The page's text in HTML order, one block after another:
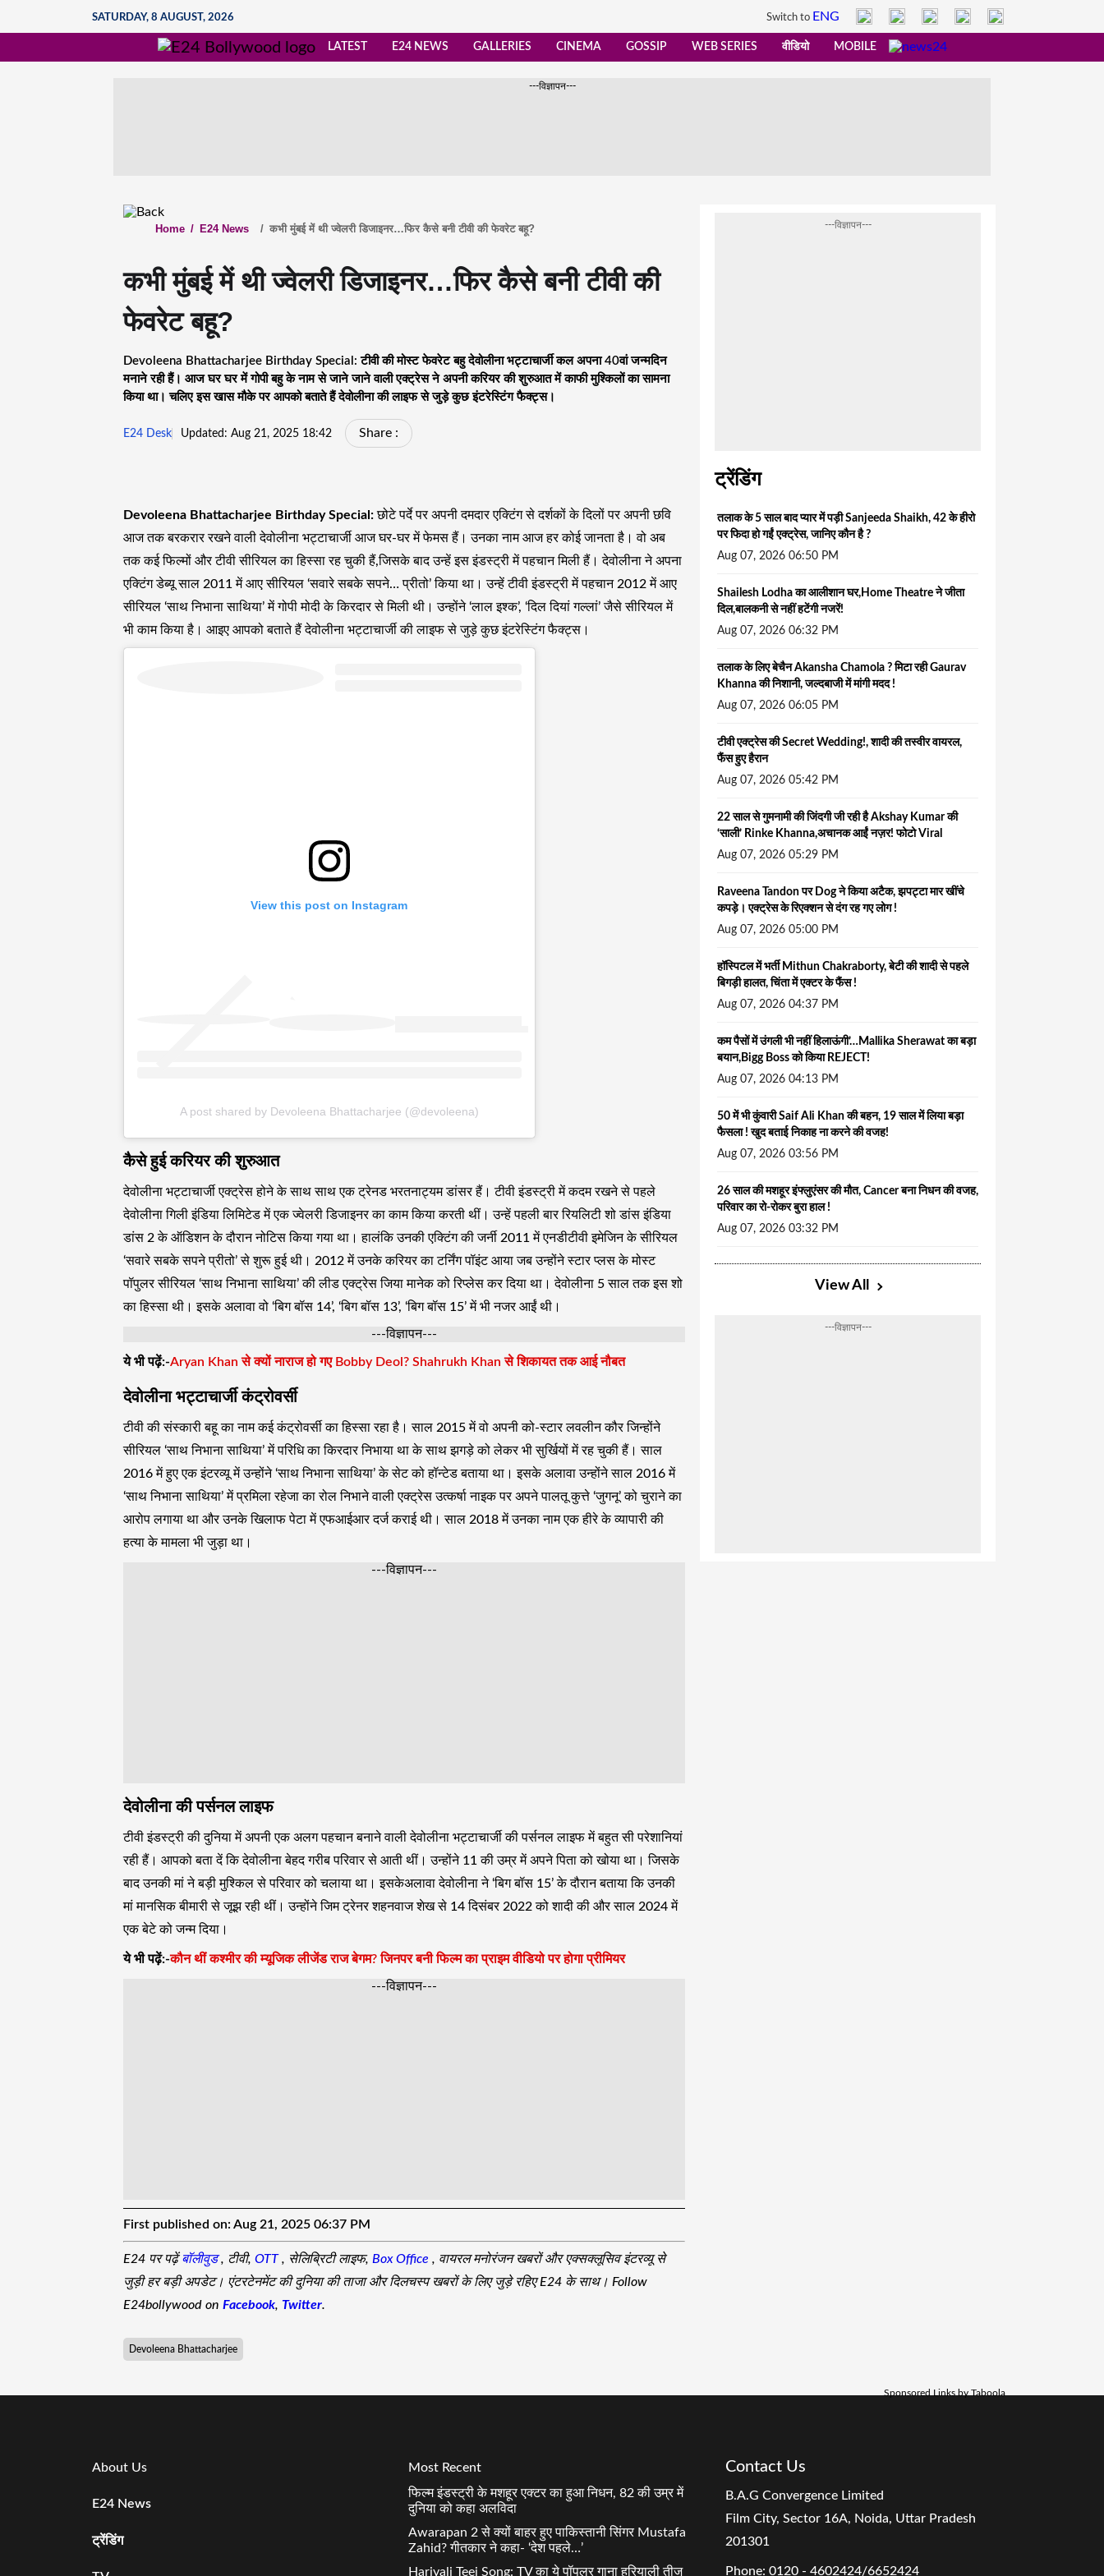
SATURDAY, 8 AUGUST, 2026 Switch to ENG
LATEST E24 NEWS GALLERIES CINEMA GOSSIP WEB SERIES वीडियो MOBILE
---विज्ञापन---
Home / E24 News / कभी मुंबई में थी ज्वेलरी डिजाइनर…फिर कैसे बनी टीवी की फेवरेट बहू?
कभी मुंबई में थी ज्वेलरी डिजाइनर…फिर कैसे बनी टीवी की
फेवरेट बहू?
Devoleena Bhattacharjee Birthday Special: टीवी की मोस्ट फेवरेट बहु देवोलीना भट्टाचार्जी कल अपना 40वां जन्मदिन
मनाने रही हैं। आज घर घर में गोपी बहु के नाम से जाने जाने वाली एक्ट्रेस ने अपनी करियर की शुरुआत में काफी मुश्किलों का सामना
किया था। चलिए इस खास मौके पर आपको बताते हैं देवोलीना की लाइफ से जुड़े कुछ इंटरेस्टिंग फैक्ट्स।
E24 Desk Updated: Aug 21, 2025 18:42 Share :
Devoleena Bhattacharjee Birthday Special:छोटे पर्दे पर अपनी दमदार एक्टिंग से दर्शकों के दिलों पर अपनी छवि
आज तक बरकरार रखने वाली देवोलीना भट्टाचार्जी आज घर-घर में फेमस हैं। उनका नाम आज हर कोई जानता है। वो अब
तक कई फिल्मों और टीवी सीरियल का हिस्सा रह चुकी हैं,जिसके बाद उन्हें इस इंडस्ट्री में पहचान मिली हैं। देवोलीना ने अपना
एक्टिंग डेब्यू साल 2011 में आए सीरियल ‘सवारे सबके सपने… प्रीतो’ किया था। उन्हें टीवी इंडस्ट्री में पहचान 2012 में आए
सीरियल ‘साथ निभाना साथिया’ में गोपी मोदी के किरदार से मिली थी। उन्होंने ‘लाल इश्क’, ‘दिल दियां गल्लां’ जैसे सीरियल में
भी काम किया है। आइए आपको बताते हैं देवोलीना भट्टाचार्जी की लाइफ से जुड़े कुछ इंटरेस्टिंग फैक्ट्स।
View this post on Instagram
A post shared by Devoleena Bhattacharjee (@devoleena)
कैसे हुई करियर की शुरुआत
देवोलीना भट्टाचार्जी एक्ट्रेस होने के साथ साथ एक ट्रेनड भरतनाट्यम डांसर हैं। टीवी इंडस्ट्री में कदम रखने से पहले
देवोलीना गिली इंडिया लिमिटेड में एक ज्वेलरी डिजाइनर का काम किया करती थीं। उन्हें पहली बार रियलिटी शो डांस इंडिया
डांस 2 के ऑडिशन के दौरान नोटिस किया गया था। हालंकि उनकी एक्टिंग की जर्नी 2011 में एनडीटीवी इमेजिन के सीरियल
‘सवारे सबके सपने प्रीतो’ से शुरू हुई थी। 2012 में उनके करियर का टर्निंग पॉइंट आया जब उन्होंने स्टार प्लस के मोस्ट
पॉपुलर सीरियल ‘साथ निभाना साथिया’ की लीड एक्ट्रेस जिया मानेक को रिप्लेस कर दिया था। देवोलीना 5 साल तक इस शो
का हिस्सा थी। इसके अलावा वो ‘बिग बॉस 14’, ‘बिग बॉस 13’, ‘बिग बॉस 15’ में भी नजर आईं थी।
---विज्ञापन---
ये भी पढ़ें:-Aryan Khan से क्यों नाराज हो गए Bobby Deol? Shahrukh Khan से शिकायत तक आई नौबत
देवोलीना भट्टाचार्जी कंट्रोवर्सी
टीवी की संस्कारी बहू का नाम कई कंट्रोवर्सी का हिस्सा रहा है। साल 2015 में वो अपनी को-स्टार लवलीन कौर जिन्होंने
सीरियल ‘साथ निभाना साथिया’ में परिधि का किरदार निभाया था के साथ झगड़े को लेकर भी सुर्खियों में रह चुकी हैं। साल
2016 में हुए एक इंटरव्यू में उन्होंने ‘साथ निभाना साथिया’ के सेट को हॉन्टेड बताया था। इसके अलावा उन्होंने साल 2016 में
‘साथ निभाना साथिया’ में प्रमिला रहेजा का रोल निभाने वाली एक्ट्रेस उत्कर्षा नाइक पर अपने पालतू कुत्ते ‘जुगनू’ को चुराने का
आरोप लगाया था और उनके खिलाफ पेटा में एफआईआर दर्ज कराई थी। साल 2018 में उनका नाम एक हीरे के व्यापारी की
हत्या के मामला भी जुड़ा था।
---विज्ञापन---
देवोलीना की पर्सनल लाइफ
टीवी इंडस्ट्री की दुनिया में अपनी एक अलग पहचान बनाने वाली देवोलीना भट्टाचार्जी की पर्सनल लाइफ में बहुत सी परेशानियां
रही हैं। आपको बता दें कि देवोलीना बेहद गरीब परिवार से आती थीं। उन्होंने 11 की उम्र में अपने पिता को खोया था। जिसके
बाद उनकी मां ने बड़ी मुश्किल से परिवार को चलाया था। इसकेअलावा देवोलीना ने ‘बिग बॉस 15’ के दौरान बताया कि उनकी
मां मानसिक बीमारी से जूझ रही थीं। उन्होंने जिम ट्रेनर शहनवाज शेख से 14 दिसंबर 2022 को शादी की और साल 2024 में
एक बेटे को जन्म दिया।
ये भी पढ़ें:-कौन थीं कश्मीर की म्यूजिक लीजेंड राज बेगम? जिनपर बनी फिल्म का प्राइम वीडियो पर होगा प्रीमियर
---विज्ञापन---
First published on: Aug 21, 2025 06:37 PM
E24 पर पढ़ेंबॉलीवुड, टीवी, OTT, सेलिब्रिटी लाइफ, Box Office , वायरल मनोरंजन खबरों और एक्सक्लूसिव इंटरव्यू से
जुड़ी हर बड़ी अपडेट। एंटरटेनमेंट की दुनिया की ताजा और दिलचस्प खबरों के लिए जुड़े रहिए E24 के साथ। Follow
E24bollywood on Facebook, Twitter.
Devoleena Bhattacharjee
---विज्ञापन---
ट्रेंडिंग
तलाक के 5 साल बाद प्यार में पड़ी Sanjeeda Shaikh, 42 के हीरो
पर फिदा हो गईं एक्ट्रेस, जानिए कौन है ?
Aug 07, 2026 06:50 PM
Shailesh Lodha का आलीशान घर,Home Theatre ने जीता
दिल,बालकनी से नहीं हटेंगी नजरें!
Aug 07, 2026 06:32 PM
तलाक के लिए बेचैन Akansha Chamola ? मिटा रही Gaurav
Khanna की निशानी, जल्दबाजी में मांगी मदद !
Aug 07, 2026 06:05 PM
टीवी एक्ट्रेस की Secret Wedding!, शादी की तस्वीर वायरल,
फैंस हुए हैरान
Aug 07, 2026 05:42 PM
22 साल से गुमनामी की जिंदगी जी रही है Akshay Kumar की
‘साली’ Rinke Khanna,अचानक आईं नज़र! फोटो Viral
Aug 07, 2026 05:29 PM
Raveena Tandon पर Dog ने किया अटैक, झपट्टा मार खींचे
कपड़े। एक्ट्रेस के रिएक्शन से दंग रह गए लोग !
Aug 07, 2026 05:00 PM
हॉस्पिटल में भर्ती Mithun Chakraborty, बेटी की शादी से पहले
बिगड़ी हालत, चिंता में एक्टर के फैंस !
Aug 07, 2026 04:37 PM
कम पैसों में उंगली भी नहीं हिलाऊंगी’…Mallika Sherawat का बड़ा
बयान,Bigg Boss को किया REJECT!
Aug 07, 2026 04:13 PM
50 में भी कुंवारी Saif Ali Khan की बहन, 19 साल में लिया बड़ा
फैसला ! खुद बताई निकाह ना करने की वजह!
Aug 07, 2026 03:56 PM
26 साल की मशहूर इंफ्लुएंसर की मौत, Cancer बना निधन की वजह,
परिवार का रो-रोकर बुरा हाल !
Aug 07, 2026 03:32 PM
View All
---विज्ञापन---
Sponsored Links by Taboola
About Us
E24 News
ट्रेंडिंग
Most Recent
फिल्म इंडस्ट्री के मशहूर एक्टर का हुआ निधन, 82 की उम्र में
दुनिया को कहा अलविदा
Awarapan 2 से क्यों बाहर हुए पाकिस्तानी सिंगर Mustafa
Zahid? गीतकार ने कहा- ‘देश पहले…’
Hariyali Teej Song: TV का ये पॉपुलर गाना हरियाली तीज
Contact Us
B.A.G Convergence Limited
Film City, Sector 16A, Noida, Uttar Pradesh
201301
Phone: 0120 - 4602424/6652424